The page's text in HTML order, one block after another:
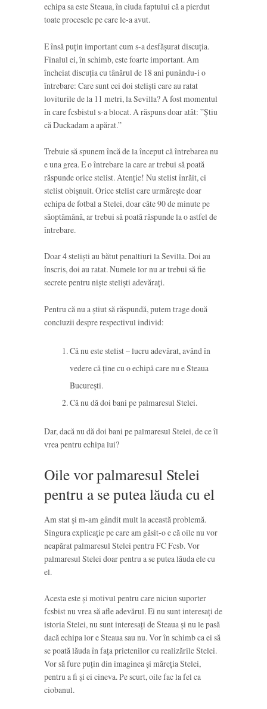
echipa sa este Steaua, în ciuda faptului că a pierdut
toate procesele pe care le-a avut.
E însă puțin important cum s-a desfășurat discuția.
Finalul ei, în schimb, este foarte important. Am
încheiat discuția cu tânărul de 18 ani punându-i o
întrebare: Care sunt cei doi steliști care au ratat
loviturile de la 11 metri, la Sevilla? A fost momentul
în care fcsbistul s-a blocat. A răspuns doar atât: ”Știu
că Duckadam a apărat.”
Trebuie să spunem încă de la început că întrebarea nu
e una grea. E o întrebare la care ar trebui să poată
răspunde orice stelist. Atenție! Nu stelist înrăit, ci
stelist obișnuit. Orice stelist care urmărește doar
echipa de fotbal a Stelei, doar câte 90 de minute pe
săoptămână, ar trebui să poată răspunde la o astfel de
întrebare.
Doar 4 steliști au bătut penaltiuri la Sevilla. Doi au
înscris, doi au ratat. Numele lor nu ar trebui să fie
secrete pentru niște steliști adevărați.
Pentru că nu a știut să răspundă, putem trage două
concluzii despre respectivul individ:
Că nu este stelist – lucru adevărat, având în
vedere că ține cu o echipă care nu e Steaua
București.
Că nu dă doi bani pe palmaresul Stelei.
Dar, dacă nu dă doi bani pe palmaresul Stelei, de ce îl
vrea pentru echipa lui?
Oile vor palmaresul Stelei
pentru a se putea lăuda cu el
Am stat și m-am gândit mult la această problemă.
Singura explicație pe care am găsit-o e că oile nu vor
neapărat palmaresul Stelei pentru FC Fcsb. Vor
palmaresul Stelei doar pentru a se putea lăuda ele cu
el.
Acesta este și motivul pentru care niciun suporter
fcsbist nu vrea să afle adevărul. Ei nu sunt interesați de
istoria Stelei, nu sunt interesați de Steaua și nu le pasă
dacă echipa lor e Steaua sau nu. Vor în schimb ca ei să
se poată lăuda în fața prietenilor cu realizările Stelei.
Vor să fure puțin din imaginea și măreția Stelei,
pentru a fi și ei cineva. Pe scurt, oile fac la fel ca
ciobanul.